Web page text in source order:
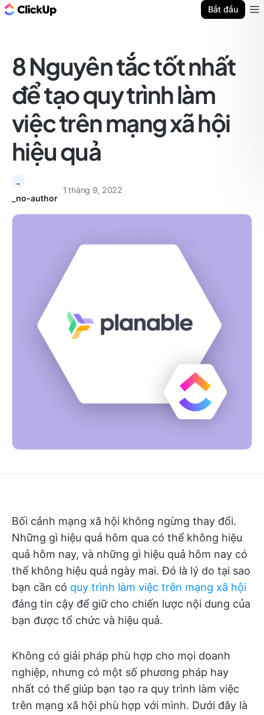
Bắt đầu
8 Nguyên tắc tốt nhất
để tạo quy trình làm
việc trên mạng xã hội
hiệu quả
_no-author
1 tháng 9, 2022
Bối cảnh mạng xã hội không ngừng thay đổi.
Những gì hiệu quả hôm qua có thể không hiệu
quả hôm nay, và những gì hiệu quả hôm nay có
thể không hiệu quả ngày mai. Đó là lý do tại sao
bạn cần có quy trình làm việc trên mạng xã hội
đáng tin cậy để giữ cho chiến lược nội dung của
bạn được tổ chức và hiệu quả.
Không có giải pháp phù hợp cho mọi doanh
nghiệp, nhưng có một số phương pháp hay
nhất có thể giúp bạn tạo ra quy trình làm việc
trên mạng xã hội phù hợp với mình. Dưới đây là